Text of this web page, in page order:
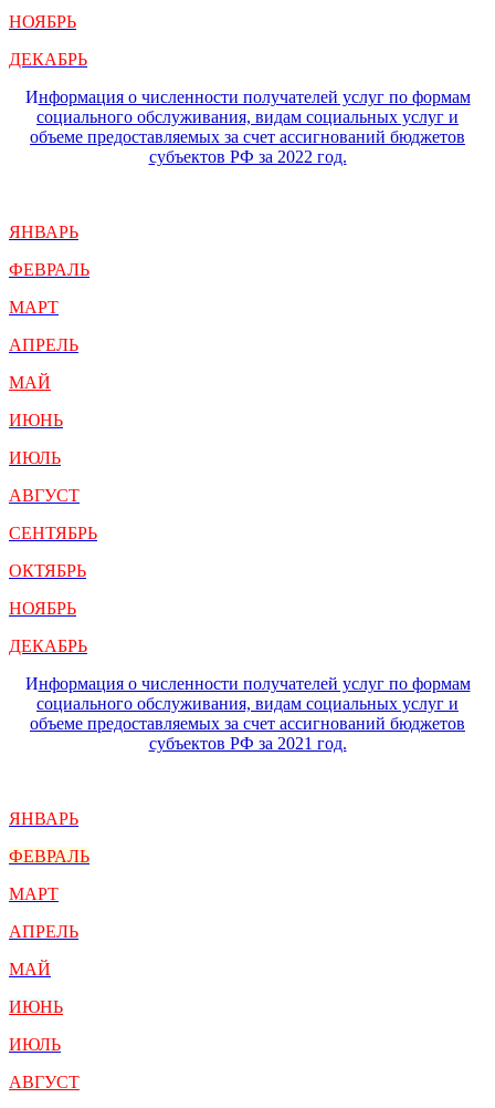
НОЯБРЬ
ДЕКАБРЬ
Информация о численности получателей услуг по формам
социального обслуживания, видам социальных услуг и
объеме предоставляемых за счет ассигнований бюджетов
субъектов РФ за 2022 год.
ЯНВАРЬ
ФЕВРАЛЬ
МАРТ
АПРЕЛЬ
МАЙ
ИЮНЬ
ИЮЛЬ
АВГУСТ
СЕНТЯБРЬ
ОКТЯБРЬ
НОЯБРЬ
ДЕКАБРЬ
Информация о численности получателей услуг по формам
социального обслуживания, видам социальных услуг и
объеме предоставляемых за счет ассигнований бюджетов
субъектов РФ за 2021 год.
ЯНВАРЬ
ФЕВРАЛЬ
МАРТ
АПРЕЛЬ
МАЙ
ИЮНЬ
ИЮЛЬ
АВГУСТ